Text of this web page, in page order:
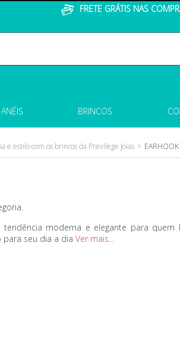
FRETE GRÁTIS NAS
ANÉIS BRINCOS
e estilo com os brincos da Previlege Joias EARHOOK
moderna e elegante para
seu dia a dia Ver mais...